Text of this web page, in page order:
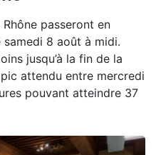
passeront en
8 août à midi.
jusqu’à la fin de la
attendu entre mercredi
pouvant atteindre 37